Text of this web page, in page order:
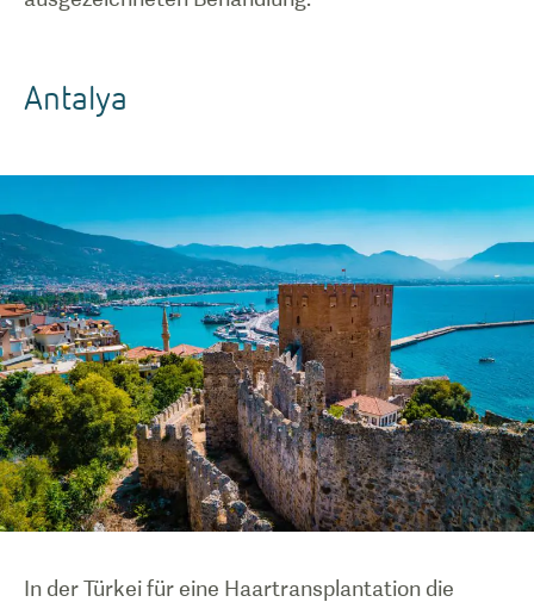
Antalya
In der Türkei für eine Haartransplantation die